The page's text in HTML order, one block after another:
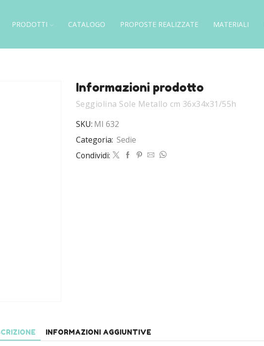
PRODOTTI CATALOGO PROPOSTE REALIZZATE MATERIALI
Informazioni prodotto
Seggiolina Sole Metallo cm 36x34x31/55h
SKU: MI 632
Categoria: Sedie
Condividi:
INFORMAZIONI AGGIUNTIVE